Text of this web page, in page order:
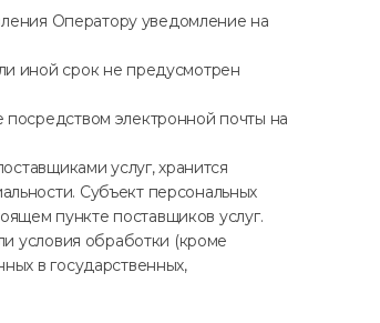
Оператору уведомление на
иной срок не предусмотрен
электронной почты на
услуг, хранится
Субъект персональных
пункте поставщиков услуг.
условия обработки (кроме
в государственных,